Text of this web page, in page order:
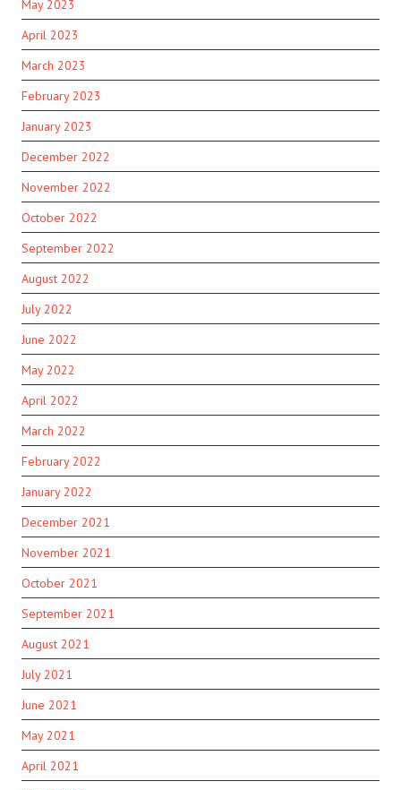
May 2023
April 2023
March 2023
February 2023
January 2023
December 2022
November 2022
October 2022
September 2022
August 2022
July 2022
June 2022
May 2022
April 2022
March 2022
February 2022
January 2022
December 2021
November 2021
October 2021
September 2021
August 2021
July 2021
June 2021
May 2021
April 2021